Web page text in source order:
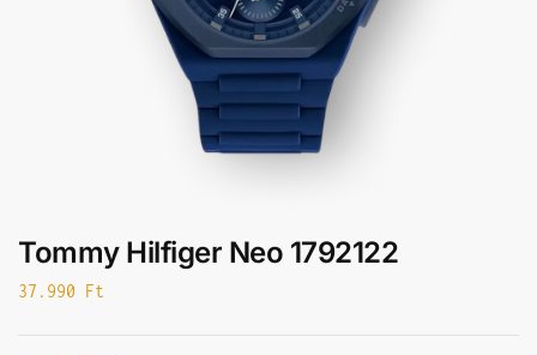
Tommy Hilfiger Neo 1792122
37.990 Ft